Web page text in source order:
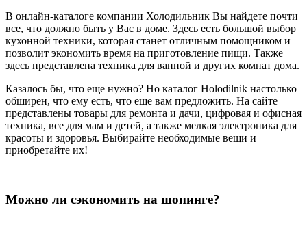
В онлайн-каталоге компании Холодильник Вы найдете почти
все, что должно быть у Вас в доме. Здесь есть большой выбор
кухонной техники, которая станет отличным помощником и
позволит экономить время на приготовление пищи. Также
здесь представлена техника для ванной и других комнат дома.
Казалось бы, что еще нужно? Но каталог Holodilnik настолько
обширен, что ему есть, что еще вам предложить. На сайте
представлены товары для ремонта и дачи, цифровая и офисная
техника, все для мам и детей, а также мелкая электроника для
красоты и здоровья. Выбирайте необходимые вещи и
приобретайте их!
Можно ли сэкономить на шопинге?